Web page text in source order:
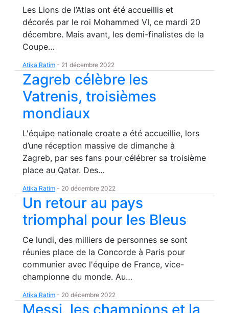
Les Lions de l’Atlas ont été accueillis et
décorés par le roi Mohammed VI, ce mardi 20
décembre. Mais avant, les demi-finalistes de la
Coupe…
Atika Ratim - 21 décembre 2022
Zagreb célèbre les
Vatrenis, troisièmes
mondiaux
L'équipe nationale croate a été accueillie, lors
d’une réception massive de dimanche à
Zagreb, par ses fans pour célébrer sa troisième
place au Qatar. Des…
Atika Ratim - 20 décembre 2022
Un retour au pays
triomphal pour les Bleus
Ce lundi, des milliers de personnes se sont
réunies place de la Concorde à Paris pour
communier avec l'équipe de France, vice-
championne du monde. Au…
Atika Ratim - 20 décembre 2022